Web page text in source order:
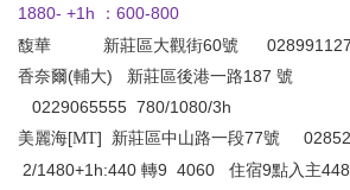
1880- +1h
： 600-800
馥華
新莊區大觀街60號
香奈爾(輔大)
新莊區後港一路187 號
0229065555 780/1080/3h
美麗海[MT] 新莊區中山路一段77號
2/1480+1h:440 轉9 4060 住宿9點入主